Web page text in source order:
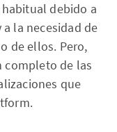
debido a
la necesidad de
de ellos. Pero,
completo de las
que